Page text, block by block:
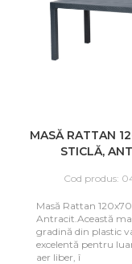
MASĂ RATTAN
STICLĂ,
Cod produs:
Masă Rattan
Antracit.Această
gradină din plastic
excelentă pentru
aer liber, î